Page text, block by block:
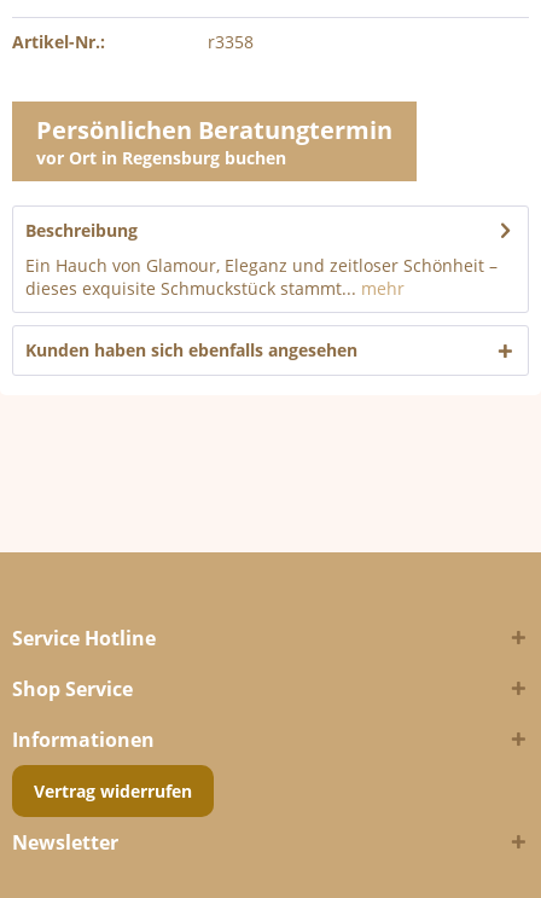
Artikel-Nr.: r3358
Persönlichen Beratungtermin
vor Ort in Regensburg buchen
Beschreibung
Ein Hauch von Glamour, Eleganz und zeitloser Schönheit –
dieses exquisite Schmuckstück stammt... mehr
Kunden haben sich ebenfalls angesehen
Service Hotline
Shop Service
Informationen
Vertrag widerrufen
Newsletter